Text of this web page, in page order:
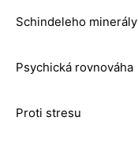
Schindeleho minerály
Psychická rovnováha
Proti stresu